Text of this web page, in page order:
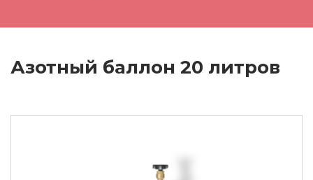
Азотный баллон 20 литров